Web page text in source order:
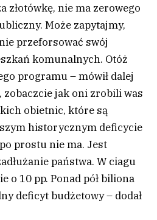
złotówkę, nie ma zerowego
Może zapytajmy,
przeforsować swój
komunalnych. Otóż
programu – mówił dalej
zobaczcie jak oni zrobili was
obietnic, które są
historycznym deficycie
prostu nie ma. Jest
państwa. W ciagu
o 10 pp. Ponad pół biliona
deficyt budżetowy – dodał